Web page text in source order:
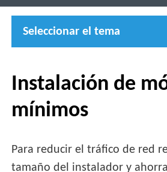
Seleccionar el tema
Instalación de
mínimos
Para reducir el tráfico de red
tamaño del instalador y